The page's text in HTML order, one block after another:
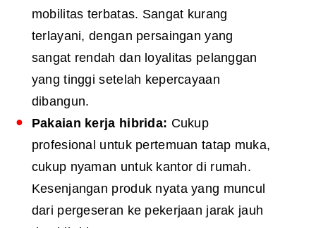
mobilitas terbatas. Sangat kurang
terlayani, dengan persaingan yang
sangat rendah dan loyalitas pelanggan
yang tinggi setelah kepercayaan
dibangun.
Pakaian kerja hibrida: Cukup
profesional untuk pertemuan tatap muka,
cukup nyaman untuk kantor di rumah.
Kesenjangan produk nyata yang muncul
dari pergeseran ke pekerjaan jarak jauh